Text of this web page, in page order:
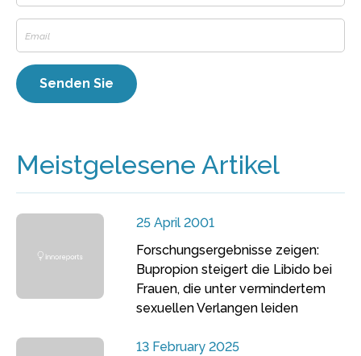
Meistgelesene Artikel
25 April 2001
Forschungsergebnisse zeigen:
Bupropion steigert die Libido bei
Frauen, die unter vermindertem
sexuellen Verlangen leiden
13 February 2025